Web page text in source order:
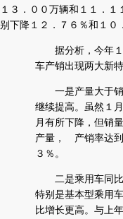
３．００万辆和１１．１
下降１２．７６％和１０
据分析，今年１
车产销出现两大新特
一是产量大于销
继续提高。虽然１
月有所下降，但销
产量， 产销率达到
３％。
二是乘用车同比
特别是基本型乘用
比增长更高。与上